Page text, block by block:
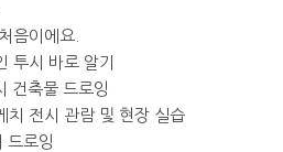
음이에요.
투시 바로 알기
건축물 드로잉
치 전시 관람 및 현장 실습
드로잉